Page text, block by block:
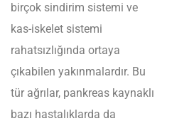
birçok sindirim sistemi ve
kas-iskelet sistemi
rahatsızlığında ortaya
çıkabilen yakınmalardır. Bu
tür ağrılar, pankreas kaynaklı
bazı hastalıklarda da